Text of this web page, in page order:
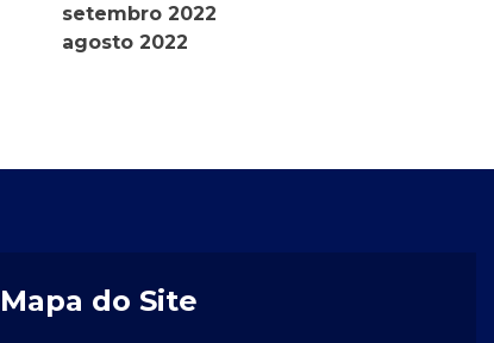
setembro 2022
agosto 2022
Mapa do Site